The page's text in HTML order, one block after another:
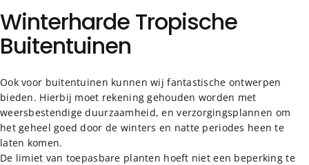
Pagina 1
Pagina 2Pagina 3
Pagina 4
Winterharde Tropische
Buitentuinen
Ook voor buitentuinen kunnen wij fantastische ontwerpen
bieden. Hierbij moet rekening gehouden worden met
weersbestendige duurzaamheid, en verzorgingsplannen om
het geheel goed door de winters en natte periodes heen te
laten komen.
De limiet van toepasbare planten hoeft niet een beperking te